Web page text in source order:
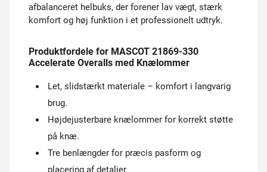
afbalanceret helbuks, der forener lav vægt, stærk
komfort og høj funktion i et professionelt udtryk.
Produktfordele for MASCOT 21869-330
Accelerate Overalls med Knælommer
Let, slidstærkt materiale – komfort i langvarig
brug.
Højdejusterbare knælommer for korrekt støtte
på knæ.
Tre benlængder for præcis pasform og
placering af detaljer.